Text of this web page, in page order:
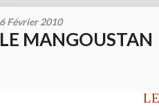
6 Février 2010
LE MANGOUSTAN